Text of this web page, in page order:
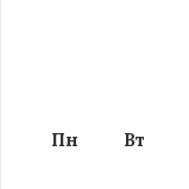
Пн Вт